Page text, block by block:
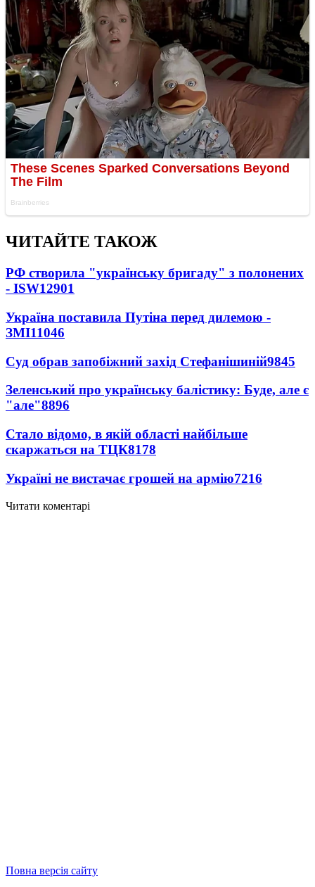
ЧИТАЙТЕ ТАКОЖ
РФ створила "українську бригаду" з полонених
- ISW12901
Україна поставила Путіна перед дилемою -
ЗМІ11046
Суд обрав запобіжний захід Стефанішиній9845
Зеленський про українську балістику: Буде, але є
"але"8896
Стало відомо, в якій області найбільше
скаржаться на ТЦК8178
Україні не вистачає грошей на армію7216
Читати коментарі
Повна версія сайту